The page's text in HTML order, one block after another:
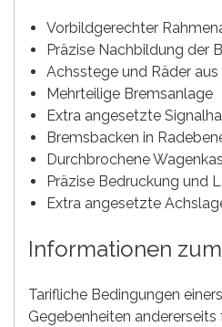
Vorbildgerechter
Präzise Nachbildung der
Achsstege und Räder
Mehrteilige Bremsanlage
Extra angesetzte
Bremsbacken in
Durchbrochene
Präzise Bedruckung und
Extra angesetzte
Informationen
Tarifliche Bedingungen
Gegebenheiten